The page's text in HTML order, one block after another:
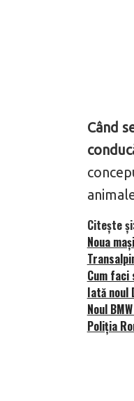
Când
Citește
Noua
Cum faci
Iată noul
Noul
Poliția